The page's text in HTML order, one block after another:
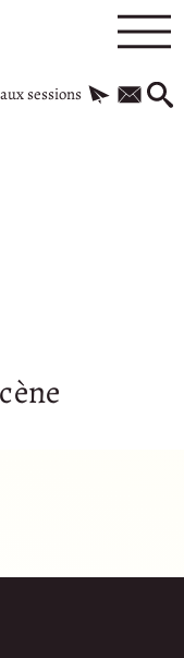
sessions